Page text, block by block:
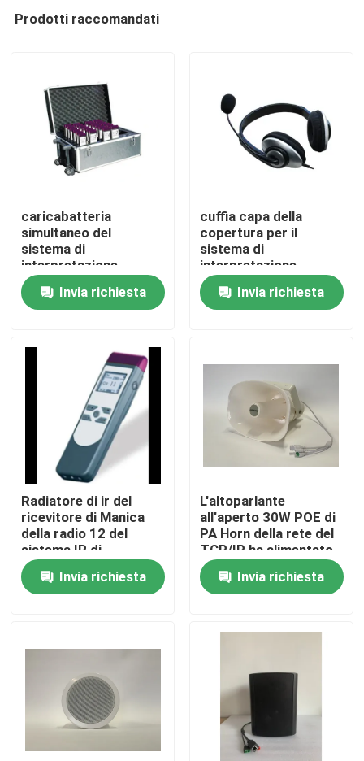
Casa
Circa noi
Giro della fabbrica
Controllo di qualità
Contattici
Notizie
Amplificatore dell'altoparlante
Prodotti raccomandati
caricabatteria
simultaneo del
sistema di
interpretazione
dell'alimentazione
elettrica del
caricabatteria
Invia richiesta
cuffia capa della
copertura per il
sistema di
interpretazione
Invia richiesta
Radiatore di ir del
ricevitore di Manica
della radio 12 del
sistema IR di
interpretazione
Invia richiesta
L'altoparlante
all'aperto 30W POE di
PA Horn della rete del
TCP/IP ha alimentato
Invia richiesta